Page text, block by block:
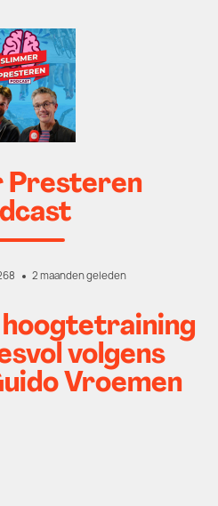
Presteren
2 maanden geleden
hoogtetraining
volgens
Vroemen